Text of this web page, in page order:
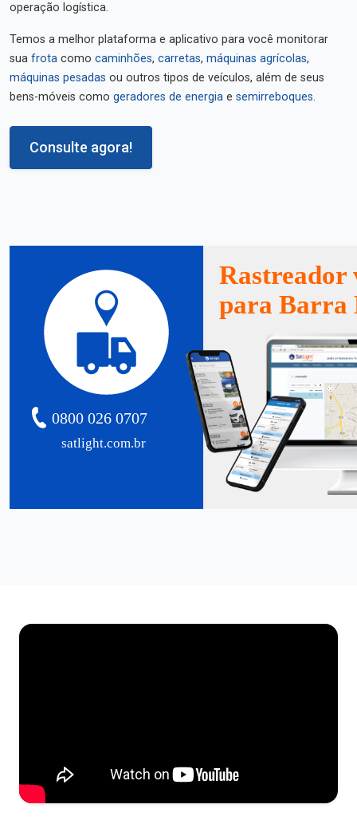
operação logística.
Temos a melhor plataforma e aplicativo para você monitorar
sua frota como caminhões, carretas, máquinas agrícolas,
máquinas pesadas ou outros tipos de veículos, além de seus
bens-móveis como geradores de energia e semirreboques.
Consulte agora!
satlight.com.br
0800 026 0707
Rastreador
para Barra